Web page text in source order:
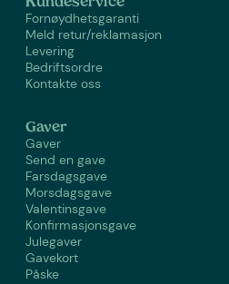
Kundeservice
Fornøydhetsgaranti
Meld retur/reklamasjon
Levering
Bedriftsordre
Kontakte oss
Gaver
Gaver
Send en gave
Farsdagsgave
Morsdagsgave
Valentinsgave
Konfirmasjonsgave
Julegaver
Gavekort
Påske